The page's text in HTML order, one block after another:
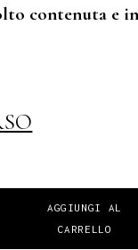
contenuta e in
AGGIUNGI AL
CARRELLO